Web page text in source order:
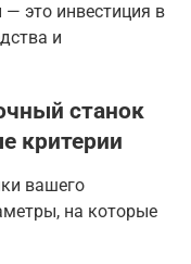
это инвестиция в
и
станок
критерии
вашего
на которые